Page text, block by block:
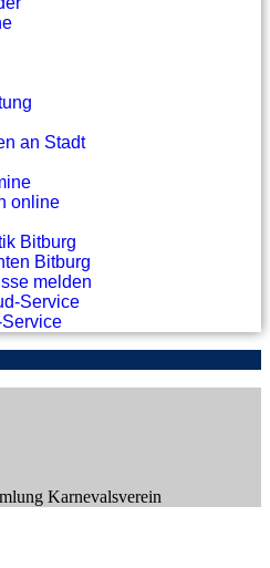
an Stadt
online
Bitburg
Bitburg
melden
Karnevalsverein